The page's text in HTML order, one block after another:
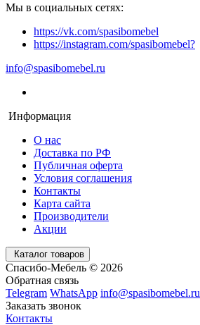
Мы в социальных сетях:
https://vk.com/spasibomebel
https://instagram.com/spasibomebel?
info@spasibomebel.ru
Информация
О нас
Доставка по РФ
Публичная оферта
Условия соглашения
Контакты
Карта сайта
Производители
Акции
Каталог товаров
Спасибо-Мебель © 2026
Обратная связь
Telegram WhatsApp info@spasibomebel.ru
Заказать звонок
Контакты